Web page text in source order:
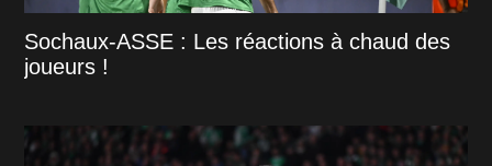
Sochaux-ASSE : Les réactions à chaud des
joueurs !